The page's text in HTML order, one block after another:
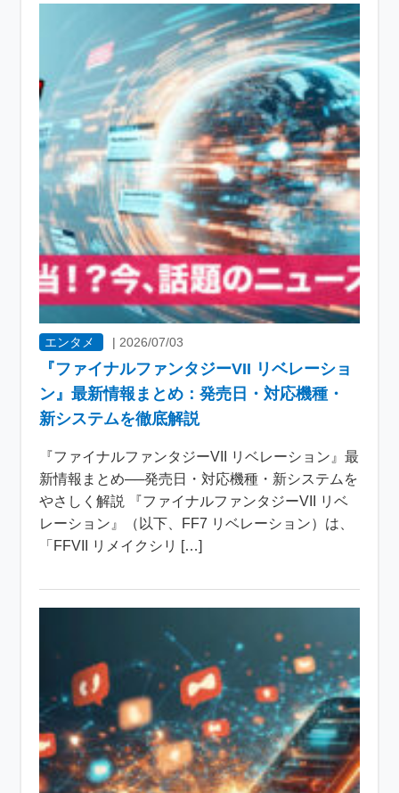
エンタメ | 2026/07/03
『ファイナルファンタジーVII リベレーショ
ン』最新情報まとめ：発売日・対応機種・
新システムを徹底解説
『ファイナルファンタジーVII リベレーション』最
新情報まとめ──発売日・対応機種・新システムを
やさしく解説 『ファイナルファンタジーVII リベ
レーション』（以下、FF7 リベレーション）は、
「FFVII リメイクシリ […]